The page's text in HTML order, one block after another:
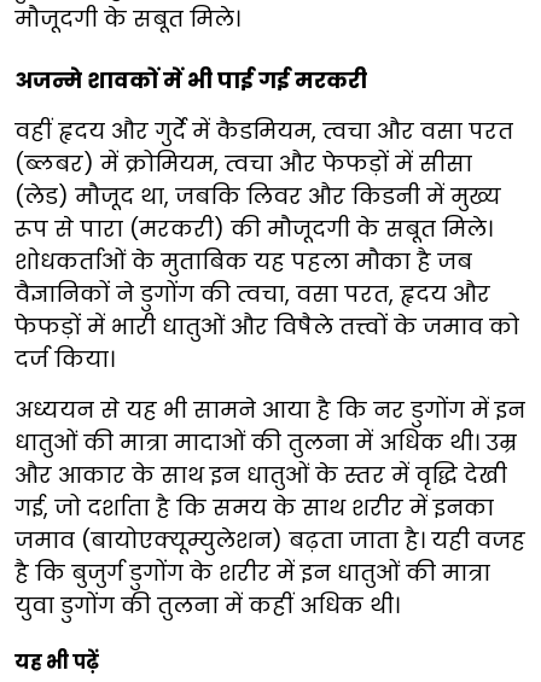
मौजूदगी के सबूत मिले।
अजन्मे शावकों में भी पाई गई मरकरी
वहीं हृदय और गुर्दे में कैडमियम, त्वचा और वसा परत
(ब्लबर) में क्रोमियम, त्वचा और फेफड़ों में सीसा
(लेड) मौजूद था, जबकि लिवर और किडनी में मुख्य
रूप से पारा (मरकरी) की मौजूदगी के सबूत मिले।
शोधकर्ताओं के मुताबिक यह पहला मौका है जब
वैज्ञानिकों ने डुगोंग की त्वचा, वसा परत, हृदय और
फेफड़ों में भारी धातुओं और विषैले तत्त्वों के जमाव को
दर्ज किया।
अध्ययन से यह भी सामने आया है कि नर डुगोंग में इन
धातुओं की मात्रा मादाओं की तुलना में अधिक थी। उम्र
और आकार के साथ इन धातुओं के स्तर में वृद्धि देखी
गई, जो दर्शाता है कि समय के साथ शरीर में इनका
जमाव (बायोएक्यूम्युलेशन) बढ़ता जाता है। यही वजह
है कि बुजुर्ग डुगोंग के शरीर में इन धातुओं की मात्रा
युवा डुगोंग की तुलना में कहीं अधिक थी।
यह भी पढ़ें